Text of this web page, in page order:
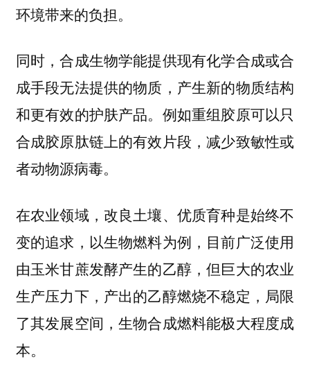
环境带来的负担。
同时，合成生物学能提供现有化学合成或合
成手段无法提供的物质，产生新的物质结构
和更有效的护肤产品。例如重组胶原可以只
合成胶原肽链上的有效片段，减少致敏性或
者动物源病毒。
在农业领域，改良土壤、优质育种是始终不
变的追求，以生物燃料为例，目前广泛使用
由玉米甘蔗发酵产生的乙醇，但巨大的农业
生产压力下，产出的乙醇燃烧不稳定，局限
了其发展空间，生物合成燃料能极大程度成
本。